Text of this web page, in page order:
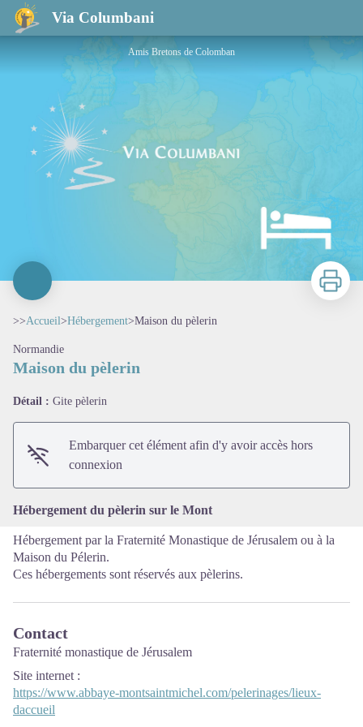
Via Columbani
Maison du pèlerin
Amis Bretons de Colomban
Imprimer
>>Accueil>Hébergement>Maison du pèlerin
Normandie
Maison du pèlerin
Détail : Gite pèlerin
Embarquer cet élément afin d'y avoir accès hors
connexion
Hébergement du pèlerin sur le Mont
Hébergement par la Fraternité Monastique de Jérusalem ou à la
Maison du Pélerin.
Ces hébergements sont réservés aux pèlerins.
Contact
Fraternité monastique de Jérusalem
Site internet :
https://www.abbaye-montsaintmichel.com/pelerinages/lieux-
daccueil